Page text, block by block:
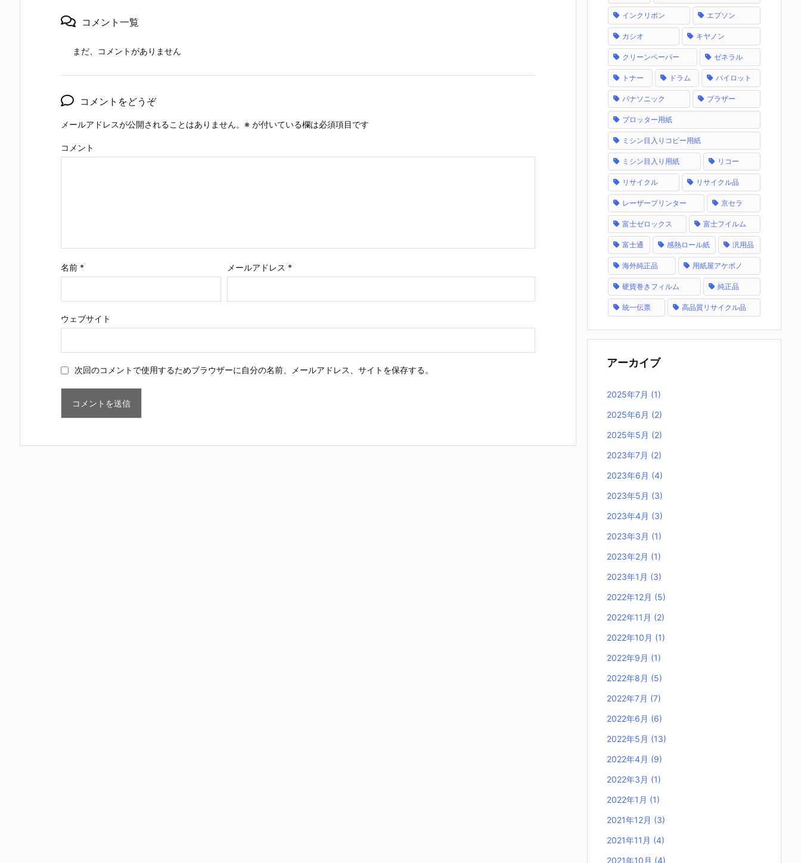
コメント一覧
まだ、コメントがありません
コメントをどうぞ
メールアドレスが公開されることはありません。 ※ が付いている欄は必須項目です
コメント
名前 * メールアドレス *
ウェブサイト
次回のコメントで使用するためブラウザーに自分の名前、メールアドレス、サイトを保存する。
インクリボン エプソン
カシオ キヤノン
クリーンペーパー ゼネラル
トナー ドラム パイロット
パナソニック ブラザー
プロッター用紙
ミシン目入りコピー用紙
ミシン目入り用紙 リコー
リサイクル リサイクル品
レーザープリンター 京セラ
富士ゼロックス 富士フイルム
富士通 感熱ロール紙 汎用品
海外純正品 用紙屋アケボノ
硬貨巻きフィルム 純正品
統一伝票 高品質リサイクル品
アーカイブ
2025年7月 (1)
2025年6月 (2)
2025年5月 (2)
2023年7月 (2)
2023年6月 (4)
2023年5月 (3)
2023年4月 (3)
2023年3月 (1)
2023年2月 (1)
2023年1月 (3)
2022年12月 (5)
2022年11月 (2)
2022年10月 (1)
2022年9月 (1)
2022年8月 (5)
2022年7月 (7)
2022年6月 (6)
2022年5月 (13)
2022年4月 (9)
2022年3月 (1)
2022年1月 (1)
2021年12月 (3)
2021年11月 (4)
2021年10月 (4)